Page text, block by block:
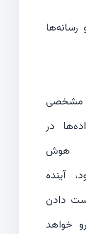
رسانه‌ها
مشخصی
در
هوش
آینده
دادن
خواهد